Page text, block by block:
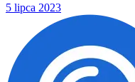
5 lipca 2023